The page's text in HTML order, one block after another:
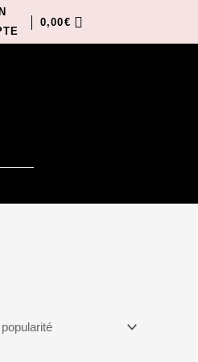
0,00€